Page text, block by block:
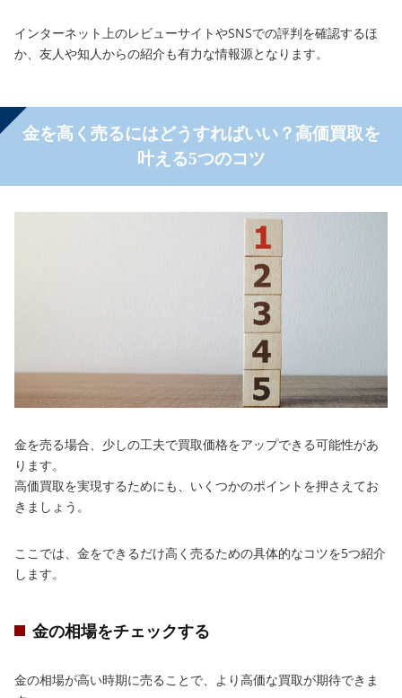
インターネット上のレビューサイトやSNSでの評判を確認するほ
か、友人や知人からの紹介も有力な情報源となります。
金を高く売るにはどうすればいい？高価買取を
叶える5つのコツ
金を売る場合、少しの工夫で買取価格をアップできる可能性があ
ります。
高価買取を実現するためにも、いくつかのポイントを押さえてお
きましょう。
ここでは、金をできるだけ高く売るための具体的なコツを5つ紹介
します。
金の相場をチェックする
金の相場が高い時期に売ることで、より高価な買取が期待できま